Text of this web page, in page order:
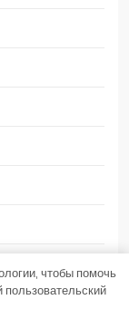
чтобы помочь
пользовательский